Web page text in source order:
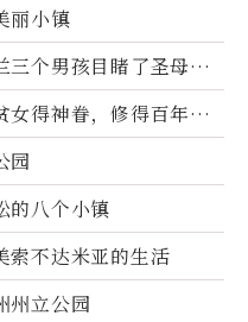
丽小镇
三个男孩目睹了圣母显
女得神眷，修得百年不
园
的八个小镇
索不达米亚的生活
州立公园